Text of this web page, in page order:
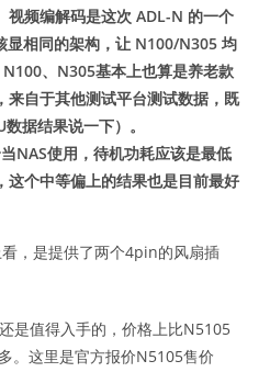
视频编解码是这次 ADL-N 的一个
显相同的架构，让 N100/N305 均
、N305基本上也算是养老款
来自于其他测试平台测试数据，既
据结果说一下）。
NAS使用，待机功耗应该是最低
这个中等偏上的结果也是目前最好
，是提供了两个4pin的风扇插
是值得入手的，价格上比N5105
。这里是官方报价N5105售价